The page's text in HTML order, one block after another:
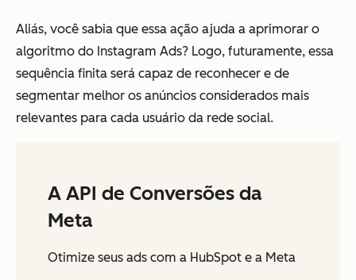
Aliás, você sabia que essa ação ajuda a aprimorar o
algoritmo do Instagram Ads? Logo, futuramente, essa
sequência finita será capaz de reconhecer e de
segmentar melhor os anúncios considerados mais
relevantes para cada usuário da rede social.
A API de Conversões da
Meta
Otimize seus ads com a HubSpot e a Meta